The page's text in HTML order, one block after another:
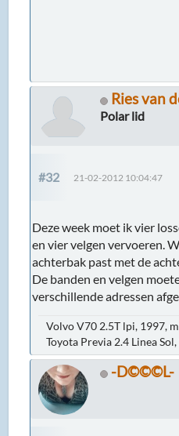
Ries van
Polar lid
#32 21-02-2012 10:04:47
Deze week moet ik vier
en vier velgen vervoeren.
achterbak past met de
De banden en velgen
verschillende adressen
Volvo V70 2.5T lpi, 1997,
Toyota Previa 2.4 Linea
-D©©©L-